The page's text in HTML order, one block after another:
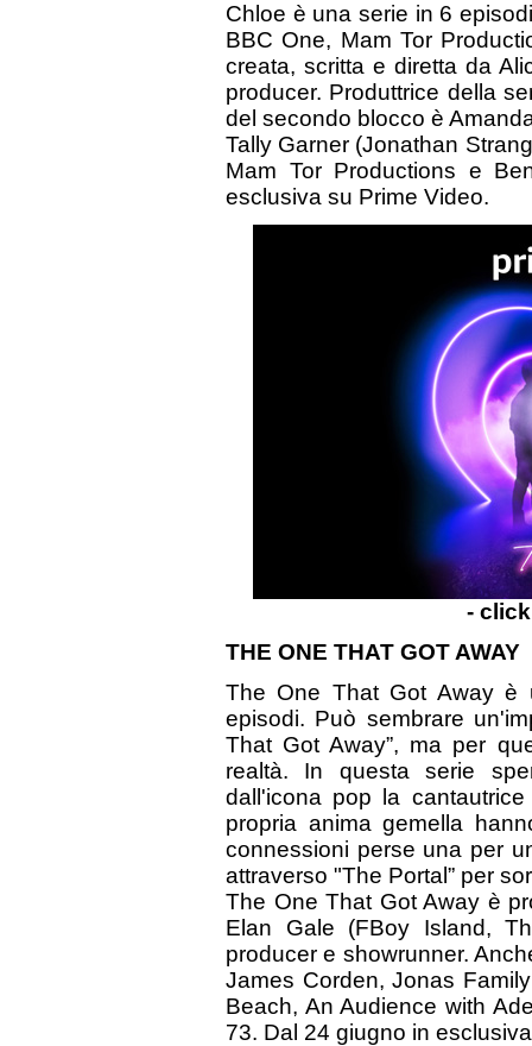
Chloe è una serie in 6
BBC One, Mam Tor
creata, scritta e diretta da
producer. Produttrice della
del secondo blocco è
Tally Garner (Jonathan
Mam Tor Productions e
esclusiva su Prime Video.
-
THE ONE THAT GOT AWAY
The One That Got Away è
episodi. Può sembrare
That Got Away”, ma per
realtà. In questa serie
dall'icona pop la
propria anima gemella
connessioni perse una per
attraverso "The Portal” per
The One That Got Away è
Elan Gale (FBoy Island,
producer e showrunner.
James Corden, Jonas
Beach, An Audience with
73. Dal 24 giugno in